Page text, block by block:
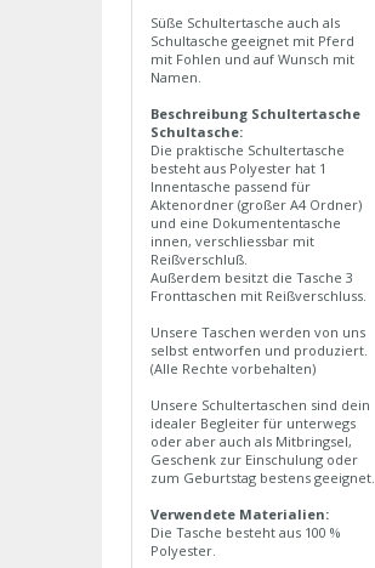
Süße Schultertasche auch als
Schultasche geeignet mit Pferd
mit Fohlen und auf Wunsch mit
Namen.
Beschreibung Schultertasche
Schultasche:
Die praktische Schultertasche
besteht aus Polyester hat 1
Innentasche passend für
Aktenordner (großer A4 Ordner)
und eine Dokumententasche
innen, verschliessbar mit
Reißverschluß.
Außerdem besitzt die Tasche 3
Fronttaschen mit Reißverschluss.
Unsere Taschen werden von uns
selbst entworfen und produziert.
(Alle Rechte vorbehalten)
Unsere Schultertaschen sind dein
idealer Begleiter für unterwegs
oder aber auch als Mitbringsel,
Geschenk zur Einschulung oder
zum Geburtstag bestens geeignet.
Verwendete Materialien:
Die Tasche besteht aus 100 %
Polyester.